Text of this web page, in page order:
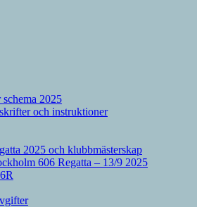
2025
och instruktioner
2025 och klubbmästerskap
606 Regatta – 13/9 2025